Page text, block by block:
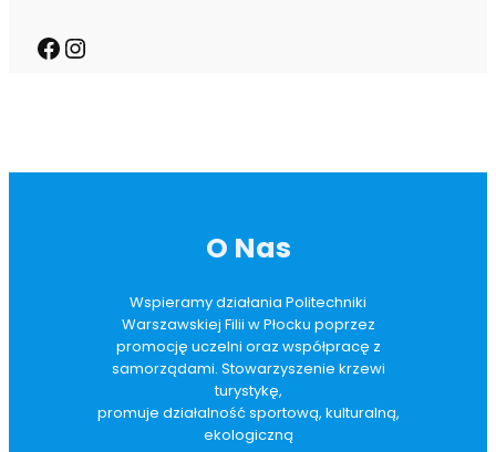
O Nas
Wspieramy działania Politechniki
Warszawskiej Filii w Płocku poprzez
promocję uczelni oraz współpracę z
samorządami. Stowarzyszenie krzewi
turystykę,
promuje działalność sportową, kulturalną,
ekologiczną